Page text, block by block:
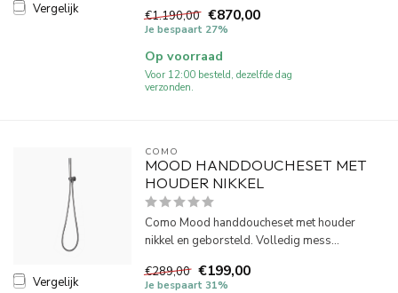
Vergelijk
€1.190,00 €870,00
Je bespaart 27%
Op voorraad
Voor 12:00 besteld, dezelfde dag
verzonden.
Vergelijk
COMO
MOOD HANDDOUCHESET MET
HOUDER NIKKEL
Como Mood handdoucheset met houder
nikkel en geborsteld. Volledig mess...
€289,00 €199,00
Je bespaart 31%